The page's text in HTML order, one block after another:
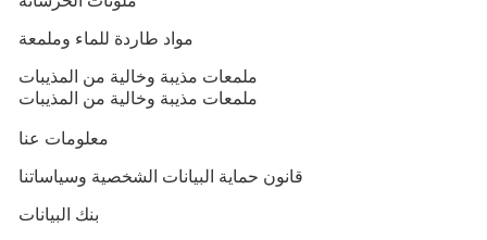
مواد طاردة للماء وملمعة
ملمعات مذيبة وخالية من المذيبات
ملمعات مذيبة وخالية من المذيبات
معلومات عنا
قانون حماية البيانات الشخصية وسياساتنا
بنك البيانات